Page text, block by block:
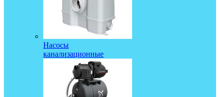
Насосы
канализационные